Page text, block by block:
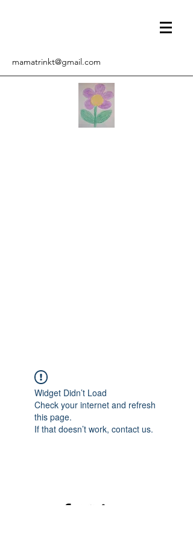
mamatrinkt@gmail.com
Widget Didn’t Load
Check your internet and refresh
this page.
If that doesn’t work, contact us.